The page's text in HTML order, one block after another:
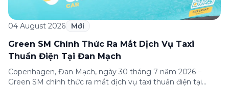
04 August 2026 Mới
Green SM Chính Thức Ra Mắt Dịch Vụ Taxi
Thuần Điện Tại Đan Mạch
Copenhagen, Đan Mạch, ngày 30 tháng 7 năm 2026 –
Green SM chính thức ra mắt dịch vụ taxi thuần điện tại